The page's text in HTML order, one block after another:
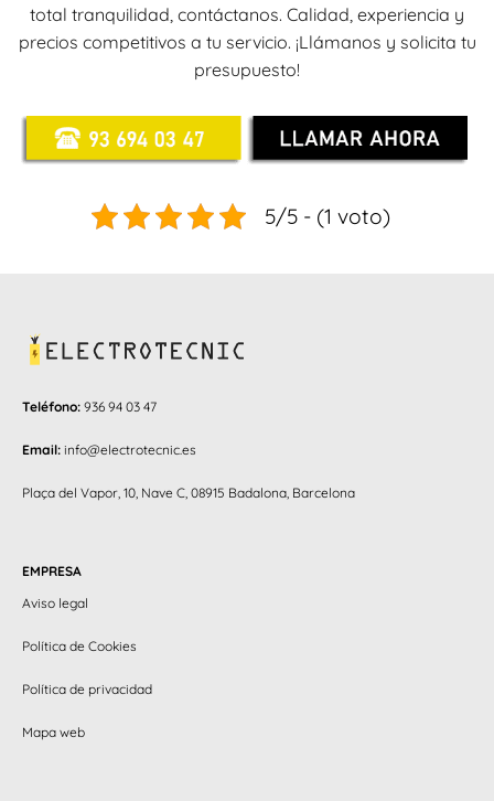
total tranquilidad, contáctanos. Calidad, experiencia y
precios competitivos a tu servicio. ¡Llámanos y solicita tu
presupuesto!
5/5 - (1 voto)
Teléfono: 936 94 03 47
Email: info@electrotecnic.es
Plaça del Vapor, 10, Nave C, 08915 Badalona, Barcelona
EMPRESA
Aviso legal
Política de Cookies
Política de privacidad
Mapa web